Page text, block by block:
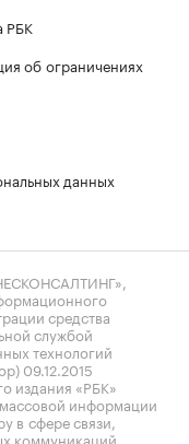
РБК
об ограничениях
данных
средства
службой
технологий
09.12.2015
издания «РБК»
массовой информации
в сфере связи,
коммуникаций